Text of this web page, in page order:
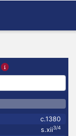
c.1380
s.xii3/4